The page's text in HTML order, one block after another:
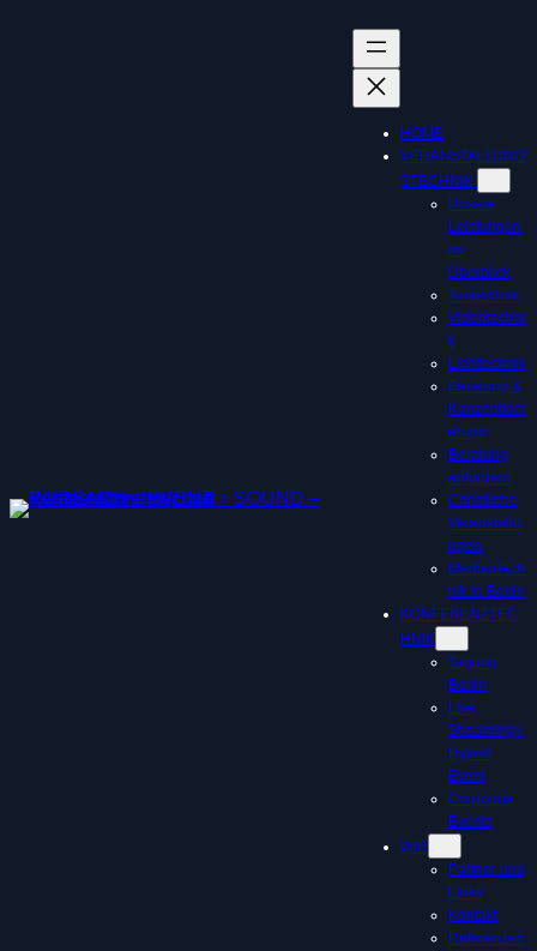
HOME
VERANSTALTUNG
STECHNIK
Unsere
Leistungen
im
Überblick
Tontechnik
Videotechni
k
Lichttechnik
Beratung &
Konzeptioni
erung
Beratung
anfordern
Christliche
Veranstaltu
ngen
Medientech
nik in Berlin
KONFERENZTEC
HNIK
Tagung
Berlin
Live
Streaming /
Hybrid
Event
Corporate
Events
WIR
Partner und
Links
Kontakt
Referenzen